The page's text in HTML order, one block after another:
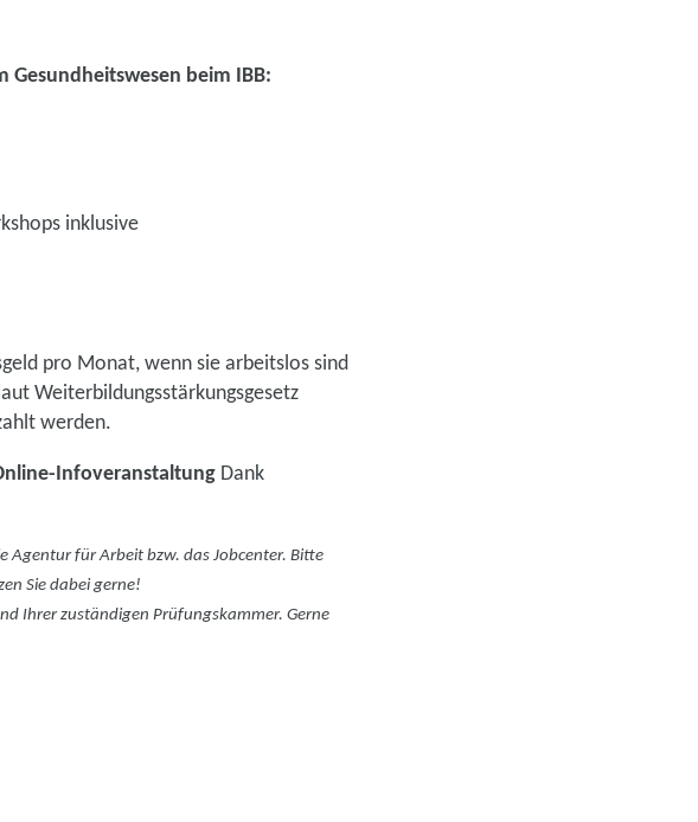
beim IBB:
inklusive
pro Monat, wenn sie arbeitslos sind
Weiterbildungsstärkungsgesetz
werden.
Infoveranstaltung Dank
Agentur für Arbeit bzw. das Jobcenter. Bitte
Sie dabei gerne!
Ihrer zuständigen Prüfungskammer. Gerne